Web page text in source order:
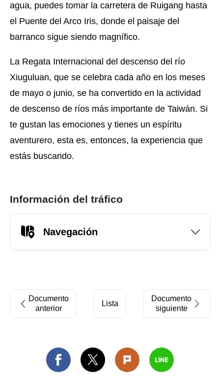
agua, puedes tomar la carretera de Ruigang hasta
el Puente del Arco Iris, donde el paisaje del
barranco sigue siendo magnífico.
La Regata Internacional del descenso del río
Xiuguluan, que se celebra cada año en los meses
de mayo o junio, se ha convertido en la actividad
de descenso de ríos más importante de Taiwán. Si
te gustan las emociones y tienes un espíritu
aventurero, esta es, entonces, la experiencia que
estás buscando.
Información del tráfico
Navegación
Documento
anterior
Lista
Documento
siguiente